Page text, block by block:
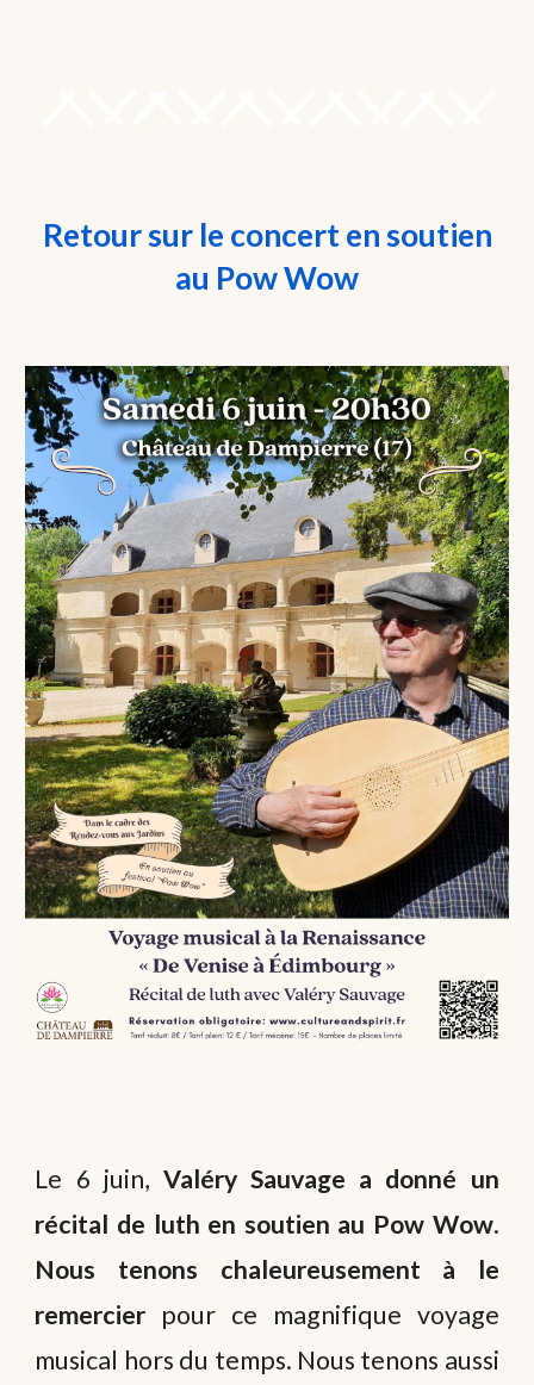
Retour sur le concert en soutien
au Pow Wow
Le 6 juin, Valéry Sauvage a donné un
récital de luth en soutien au Pow Wow.
Nous tenons chaleureusement à le
remercier pour ce magnifique voyage
musical hors du temps. Nous tenons aussi